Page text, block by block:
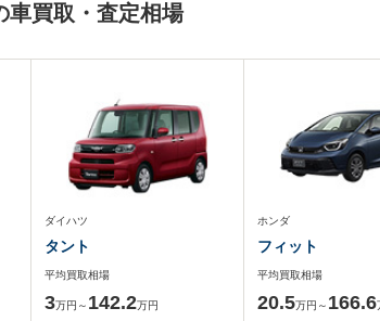
車買取・査定相場
ダイハツ
タント
平均買取相場
3万円～ 142.2万円
ホンダ
フィット
平均買取相場
20.5万円～ 166.6